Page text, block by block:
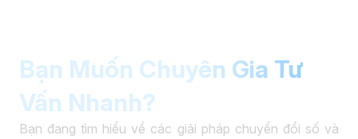
Bạn Muốn Chuyên Gia Tư
Vấn Nhanh?
Bạn đang tìm hiểu về các giải pháp chuyển đổi số và